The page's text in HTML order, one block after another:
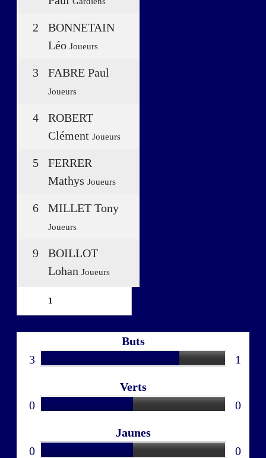
2
BONNETAIN
Léo Joueurs
3 FABRE Paul
Joueurs
4
ROBERT
Clément Joueurs
5
FERRER
Mathys Joueurs
6 MILLET Tony
Joueurs
9
BOILLOT
Lohan Joueurs
1
Buts
3
1
Verts
0
0
Jaunes
0
0